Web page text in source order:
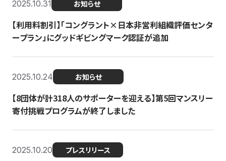
2025.10.31 お知らせ
【利用料割引】「コングラント×日本非営利組織評価センタ
ープラン」にグッドギビングマーク認証が追加
2025.10.24 お知らせ
【8団体が計318人のサポーターを迎える】​​第5回マンスリー
寄付挑戦プログラムが終了しました
2025.10.20 プレスリリース